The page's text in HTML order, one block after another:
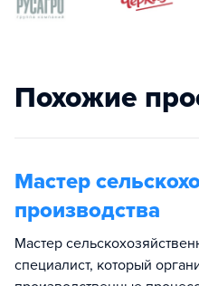
Похожие
Мастер
производства
Мастер
специалист, который